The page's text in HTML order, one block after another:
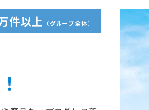
件以上 （グループ全体）